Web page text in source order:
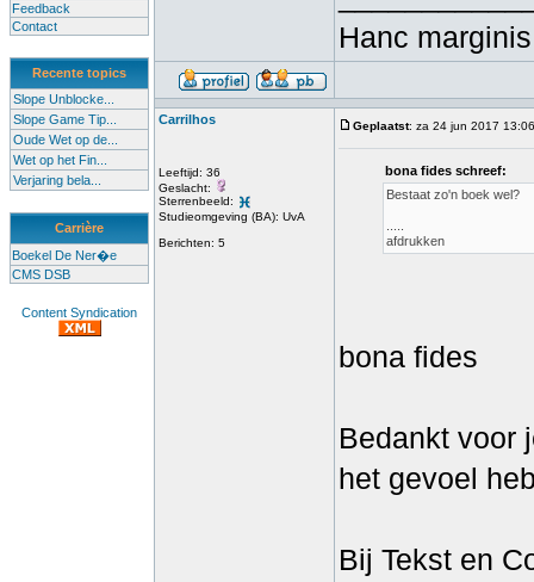
Feedback
Contact
Recente topics
Slope Unblocke...
Slope Game Tip...
Oude Wet op de...
Wet op het Fin...
Verjaring bela...
Carrière
Boekel De Ner�e
CMS DSB
Content Syndication
Hanc
Carrilhos
Leeftijd: 36
Geslacht:
Sterrenbeeld:
Studieomgeving (BA): UvA
Berichten: 5
Geplaatst: za 24 jun 2017 13:06
bona fides schreef:
Bestaat zo'n boek wel?
afdrukken
bona fides
Bedankt voor
het gevoel
Bij Tekst en